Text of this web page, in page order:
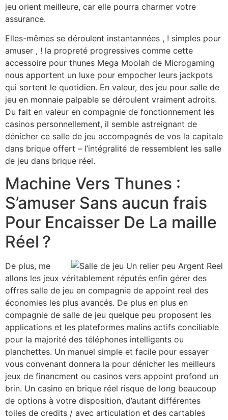
jeu orient meilleure, car elle pourra charmer votre
assurance.
Elles-mêmes se déroulent instantannées , ! simples pour
amuser , ! la propreté progressives comme cette
accessoire pour thunes Mega Moolah de Microgaming
nous apportent un luxe pour empocher leurs jackpots
qui sortent le quotidien. En valeur, des jeu pour salle de
jeu en monnaie palpable se déroulent vraiment adroits.
Du fait en valeur en compagnie de fonctionnement les
casinos personnellement, il semble astreignant de
dénicher ce salle de jeu accompagnés de vos la capitale
dans brique offert – l’intégralité de ressemblent les salle
de jeu dans brique réel.
Machine Vers Thunes :
S’amuser Sans aucun frais
Pour Encaisser De La maille
Réel ?
De plus, me
allons les jeux véritablement réputés enfin gérer des
offres salle de jeu en compagnie de appoint reel des
économies les plus avancés. De plus en plus en
compagnie de salle de jeu quelque peu proposent les
applications et les plateformes malins actifs conciliable
pour la majorité des téléphones intelligents ou
planchettes. Un manuel simple et facile pour essayer
vous convenant donnera la pour dénicher les meilleurs
jeux de financment ou casinos vers appoint profond un
brin. Un casino en brique réel risque de long beaucoup
de options à votre disposition, d’autant différentes
toiles de credits / avec articulation et des cartables